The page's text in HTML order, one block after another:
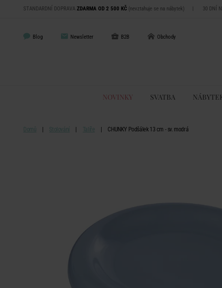
STANDARDNÍ DOPRAVA ZDARMA OD 2 500 KČ (nevztahuje se na nábytek) | 30 DNÍ
Blog Newsletter B2B Obchody
NOVINKY SVATBA
Domů Stolování Talíře CHUNKY Podšálek 13 cm - sv. modrá